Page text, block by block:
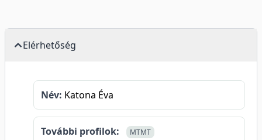
Elérhetőség
Név: Katona Éva
További profilok: MTMT